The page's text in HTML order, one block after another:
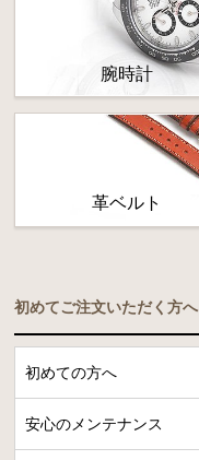
腕時計
革ベルト
初めてご注文いただく方へ
初めての方へ
安心のメンテナンス